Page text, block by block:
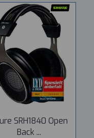
SRH1840 Open
Back ...